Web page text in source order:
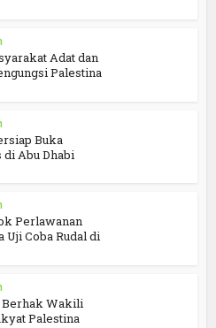
Adat dan
Palestina
Buka
di Abu Dhabi
Perlawanan
Uji Coba Rudal di
Berhak Wakili
Palestina